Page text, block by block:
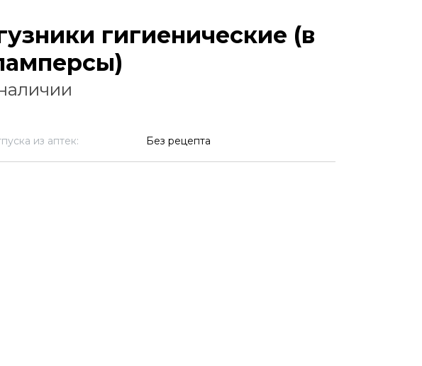
гигиенические (в
из аптек: Без рецепта